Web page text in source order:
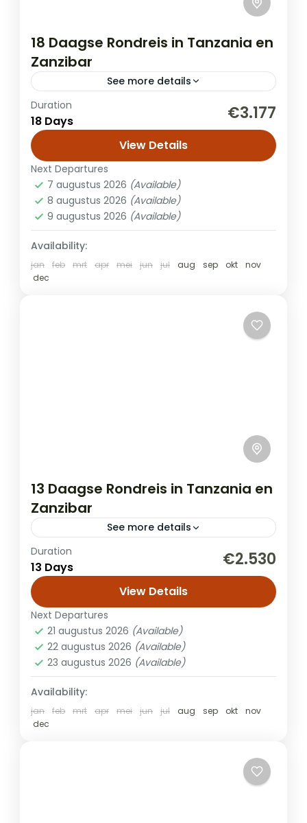
18 Daagse Rondreis in Tanzania en
Zanzibar
See more details
Combineer de hoogtepunten van een
onvergetelijke safari in Noord-Tanzania
met een paar dagen heerlijk ontspannen
op Zanzibar. Geniet van een privé-avontuur
in de mooiste nationale...
Safari + Zanzibar
Duration
18 Days €3.177
View Details
Next Departures
7 augustus 2026 (Available)
8 augustus 2026 (Available)
9 augustus 2026 (Available)
Availability:
jan feb mrt apr mei jun jul aug sep okt
nov
dec
13 Daagse Rondreis in Tanzania en
Zanzibar
See more details
Combineer de hoogtepunten van een
onvergetelijke safari in Noord-Tanzania
met een paar dagen heerlijk ontspannen
op Zanzibar. Geniet van een privé-avontuur
in de mooiste nationale...
Safari + Zanzibar
Duration
13 Days €2.530
View Details
Next Departures
21 augustus 2026 (Available)
22 augustus 2026 (Available)
23 augustus 2026 (Available)
Availability:
jan feb mrt apr mei jun jul aug sep okt
nov
dec